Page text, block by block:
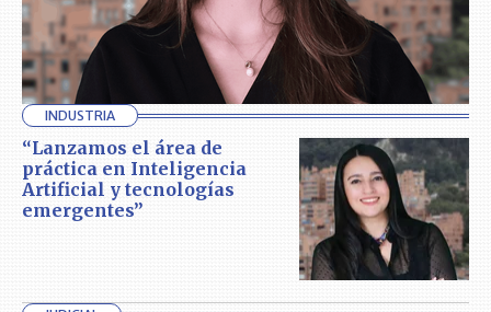
INDUSTRIA
“Lanzamos el área de
práctica en Inteligencia
Artificial y tecnologías
emergentes”